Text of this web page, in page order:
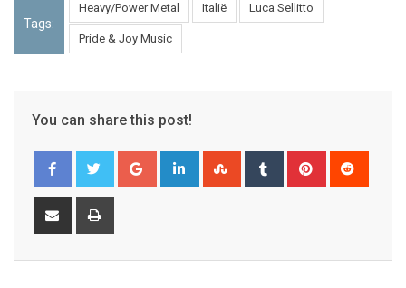
Tags:
Heavy/Power Metal Italië Luca Sellitto
Pride & Joy Music
You can share this post!